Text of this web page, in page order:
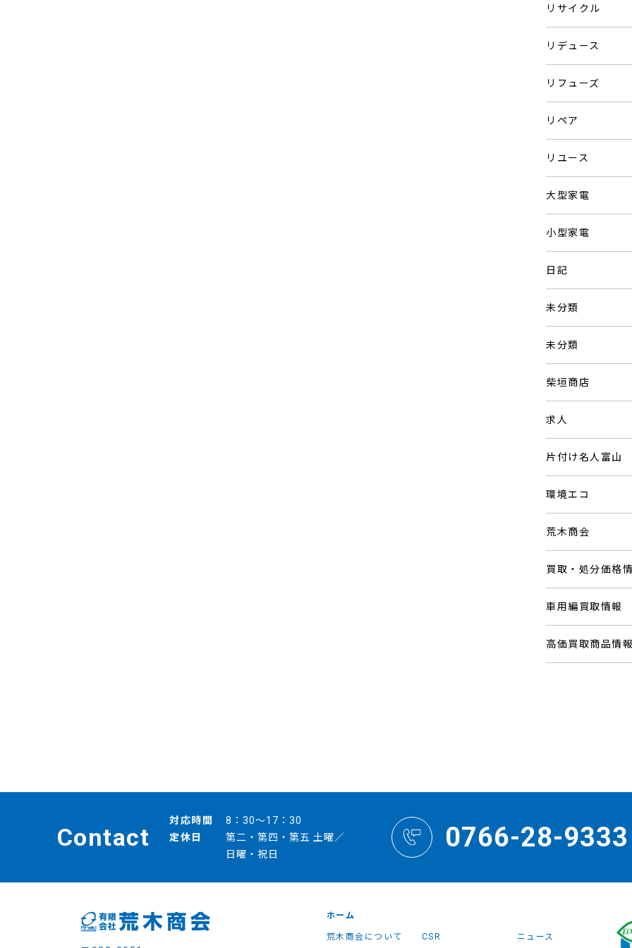
リサイクル
リデュース
リフューズ
リペア
リユース
大型家電
小型家電
日記
未分類
未分類
柴垣商店
求人
片付け名人富山
環境エコ
荒木商会
買取・処分価格
車用編買取情報
高価買取商品情
Contact
対応時間
8：30～17：30
定休日
第二・第四・第五 土曜／
日曜・祝日
0766-28-9333
ホーム
荒木商会について CSR ニュース